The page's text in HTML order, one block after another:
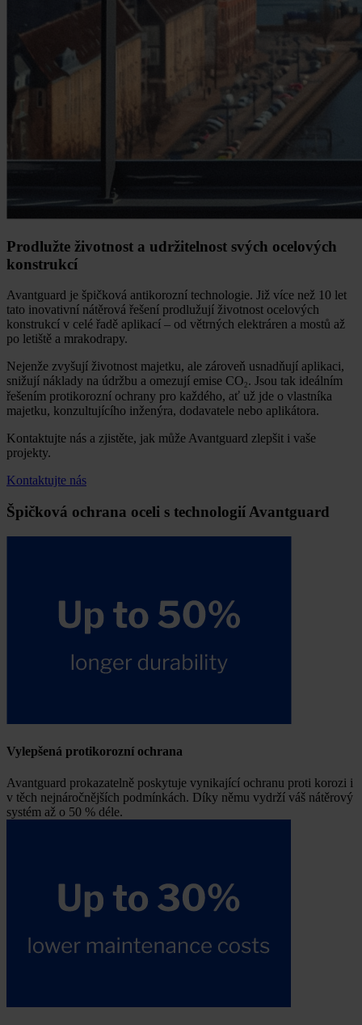
Prodlužte životnost a udržitelnost svých ocelových
konstrukcí
Avantguard je špičková antikorozní technologie. Již více než 10 let
tato inovativní nátěrová řešení prodlužují životnost ocelových
konstrukcí v celé řadě aplikací – od větrných elektráren a mostů až
po letiště a mrakodrapy.
Nejenže zvyšují životnost majetku, ale zároveň usnadňují aplikaci,
snižují náklady na údržbu a omezují emise CO2 . Jsou tak ideálním
řešením protikorozní ochrany pro každého, ať už jde o vlastníka
majetku, konzultujícího inženýra, dodavatele nebo aplikátora.
Kontaktujte nás a zjistěte, jak může Avantguard zlepšit i vaše
projekty.
Kontaktujte nás
Špičková ochrana oceli s technologií Avantguard
Vylepšená protikorozní ochrana
Avantguard prokazatelně poskytuje vynikající ochranu proti korozi i
v těch nejnáročnějších podmínkách. Díky němu vydrží váš nátěrový
systém až o 50 % déle.